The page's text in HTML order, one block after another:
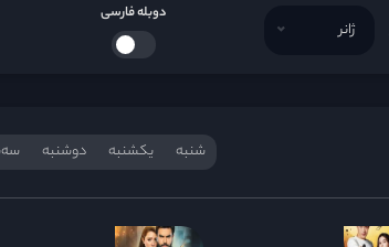
ژانر
دوبله فارسی
شنبه یکشنبه دوشنبه